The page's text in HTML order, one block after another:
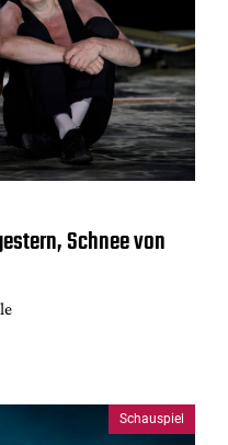
Schnee von
Schauspiel